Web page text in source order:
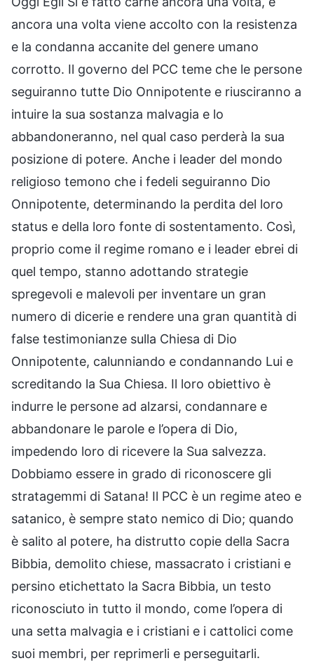
ancora una volta viene accolto con la resistenza
e la condanna accanite del genere umano
corrotto. Il governo del PCC teme che le persone
seguiranno tutte Dio Onnipotente e riusciranno a
intuire la sua sostanza malvagia e lo
abbandoneranno, nel qual caso perderà la sua
posizione di potere. Anche i leader del mondo
religioso temono che i fedeli seguiranno Dio
Onnipotente, determinando la perdita del loro
status e della loro fonte di sostentamento. Così,
proprio come il regime romano e i leader ebrei di
quel tempo, stanno adottando strategie
spregevoli e malevoli per inventare un gran
numero di dicerie e rendere una gran quantità di
false testimonianze sulla Chiesa di Dio
Onnipotente, calunniando e condannando Lui e
screditando la Sua Chiesa. Il loro obiettivo è
indurre le persone ad alzarsi, condannare e
abbandonare le parole e l’opera di Dio,
impedendo loro di ricevere la Sua salvezza.
Dobbiamo essere in grado di riconoscere gli
stratagemmi di Satana! Il PCC è un regime ateo e
satanico, è sempre stato nemico di Dio; quando
è salito al potere, ha distrutto copie della Sacra
Bibbia, demolito chiese, massacrato i cristiani e
persino etichettato la Sacra Bibbia, un testo
riconosciuto in tutto il mondo, come l’opera di
una setta malvagia e i cristiani e i cattolici come
suoi membri, per reprimerli e perseguitarli.